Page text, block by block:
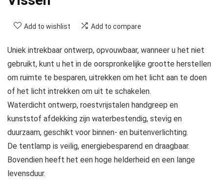
Add to wishlist Add to compare
Uniek intrekbaar ontwerp, opvouwbaar, wanneer u het niet
gebruikt, kunt u het in de oorspronkelijke grootte herstellen
om ruimte te besparen, uitrekken om het licht aan te doen
of het licht intrekken om uit te schakelen.
Waterdicht ontwerp, roestvrijstalen handgreep en
kunststof afdekking zijn waterbestendig, stevig en
duurzaam, geschikt voor binnen- en buitenverlichting.
De tentlamp is veilig, energiebesparend en draagbaar.
Bovendien heeft het een hoge helderheid en een lange
levensduur.